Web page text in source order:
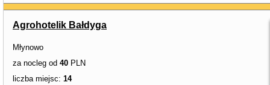
Agrohotelik Bałdyga
Młynowo
za nocleg od 40 PLN
liczba miejsc: 14